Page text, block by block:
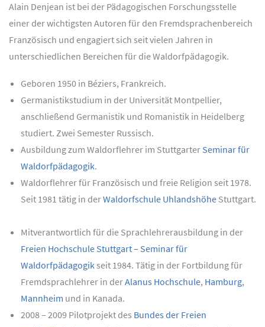
Alain Denjean ist bei der Pädagogischen Forschungsstelle
einer der wichtigsten Autoren für den Fremdsprachenbereich
Französisch und engagiert sich seit vielen Jahren in
unterschiedlichen Bereichen für die Waldorfpädagogik.
Geboren 1950 in Béziers, Frankreich.
Germanistikstudium in der Universität Montpellier,
anschließend Germanistik und Romanistik in Heidelberg
studiert. Zwei Semester Russisch.
Ausbildung zum Waldorflehrer im Stuttgarter Seminar für
Waldorfpädagogik.
Waldorflehrer für Französisch und freie Religion seit 1978.
Seit 1981 tätig in derWaldorfschule Uhlandshöhe Stuttgart.
Mitverantwortlich für die Sprachlehrerausbildung in der
Freien Hochschule Stuttgart – Seminar für
Waldorfpädagogik seit 1984. Tätig in der Fortbildung für
Fremdsprachlehrer in derAlanus Hochschule, Hamburg,
Mannheim und in Kanada.
2008 – 2009 Pilotprojekt des Bundes der Freien